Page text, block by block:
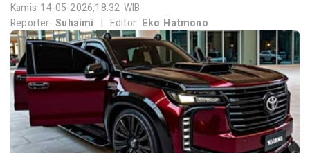
Kamis 14-05-2026,18:32 WIB
Reporter:Suhaimi | Editor: Eko Hatmono